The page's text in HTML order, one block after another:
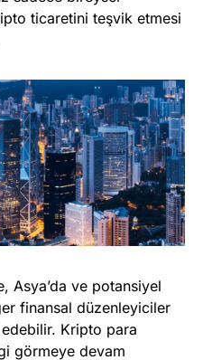
ticaretini teşvik etmesi
Asya’da ve potansiyel
finansal düzenleyiciler
Kripto para
görmeye devam